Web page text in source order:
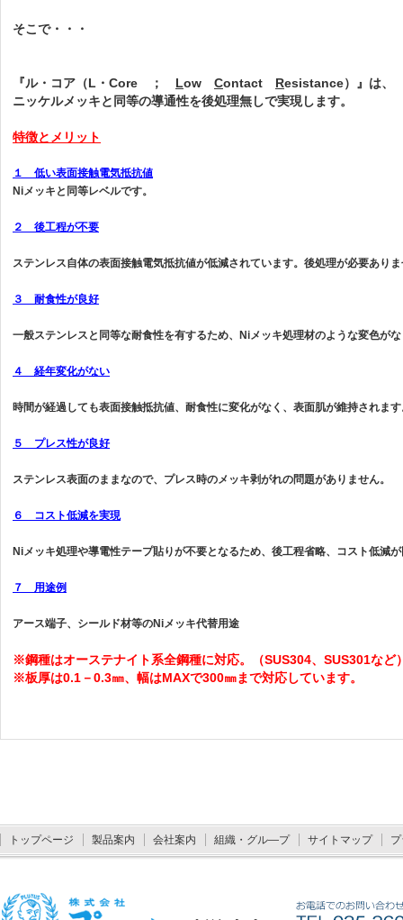
そこで・・・
『ル・コア（L・Core ； Low Contact Resistance）』は、
ニッケルメッキと同等の導通性を後処理無しで実現します。
特徴とメリット
１ 低い表面接触電気抵抗値
Niメッキと同等レベルです。
２ 後工程が不要
ステンレス自体の表面接触電気抵抗値が低減されています。後処理が必要あり
３ 耐食性が良好
一般ステンレスと同等な耐食性を有するため、Niメッキ処理材のような変色が
４ 経年変化がない
時間が経過しても表面接触抵抗値、耐食性に変化がなく、表面肌が維持されま
５ プレス性が良好
ステンレス表面のままなので、プレス時のメッキ剥がれの問題がありません。
６ コスト低減を実現
Niメッキ処理や導電性テープ貼りが不要となるため、後工程省略、コスト低減
７ 用途例
アース端子、シールド材等のNiメッキ代替用途
※鋼種はオーステナイト系全鋼種に対応。（SUS304、SUS301など
※板厚は0.1－0.3㎜、幅はMAXで300㎜まで対応しています。
トップページ 製品案内 会社案内 組織・グル―プ サイトマップ